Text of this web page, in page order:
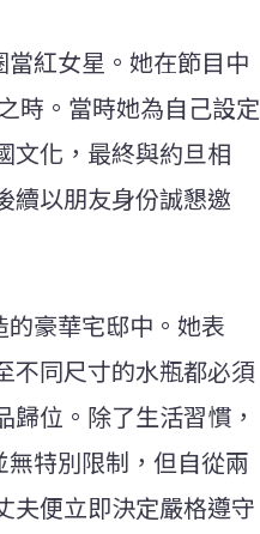
紅女星。她在節目中
時。當時她為自己設定
文化，最終與約旦相
續以朋友身份誠懇邀
豪華宅邸中。她表
不同尺寸的水瓶都必須
位。除了生活習慣，
特別限制，但自從兩
夫便立即決定嚴格遵守